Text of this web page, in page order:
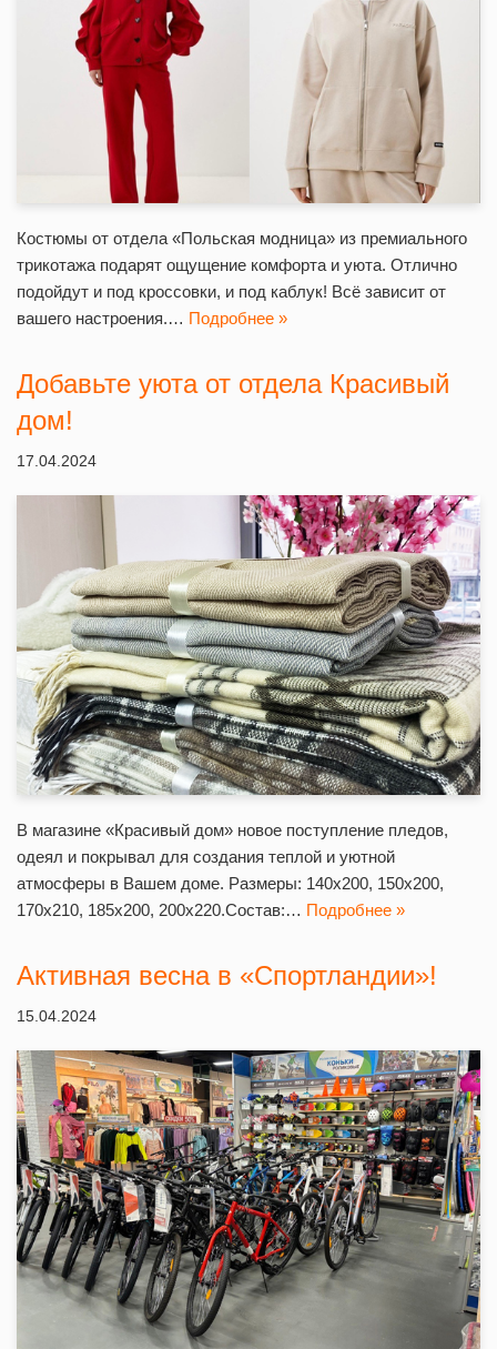
Костюмы от отдела «Польская модница» из премиального
трикотажа подарят ощущение комфорта и уюта. Отлично
подойдут и под кроссовки, и под каблук! Всё зависит от
вашего настроения.… Подробнее »
Добавьте уюта от отдела Красивый
дом!
17.04.2024
В магазине «Красивый дом» новое поступление пледов,
одеял и покрывал для создания теплой и уютной
атмосферы в Вашем доме. Размеры: 140х200, 150х200,
170х210, 185х200, 200х220.Состав:… Подробнее »
Активная весна в «Спортландии»!
15.04.2024